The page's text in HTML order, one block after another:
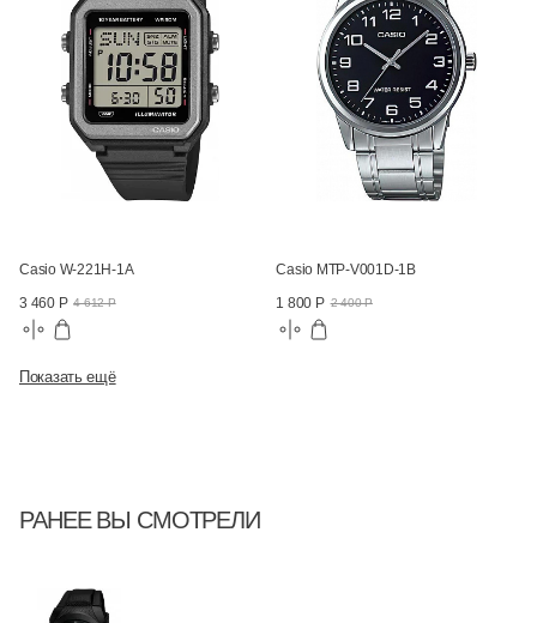
Casio W-221H-1A
3 460 Р 4 612 Р
Casio MTP-V001D-1B
1 800 Р 2 400 Р
Показать ещё
РАНЕЕ ВЫ СМОТРЕЛИ